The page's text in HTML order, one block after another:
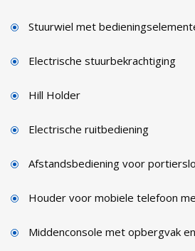
Stuurwiel met
Electrische stuurbekrachtiging
Hill Holder
Electrische ruitbediening
Afstandsbediening voor
Houder voor mobiele telefoon
Middenconsole met opbergvak